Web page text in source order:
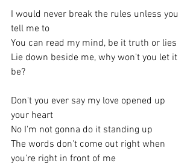
I would never break the rules unless you
tell me to
You can read my mind, be it truth or lies
Lie down beside me, why won't you let it
be?
Don't you ever say my love opened up
your heart
No I'm not gonna do it standing up
The words don't come out right when
you're right in front of me